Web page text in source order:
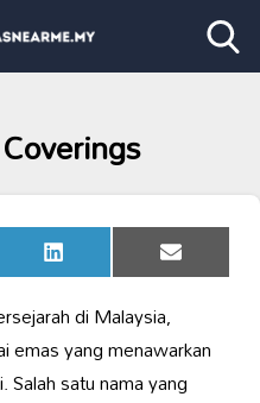
Share
on
LinkedIn Share
on
Email
di Malaysia,
emas yang menawarkan
Salah satu nama yang